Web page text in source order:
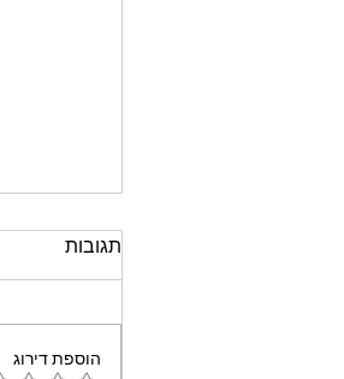
תגובות
הוספת דירוג